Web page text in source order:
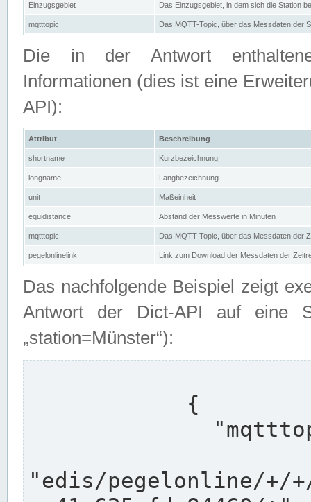
Einzugsgebiet Das Einzugsgebiet, in dem sich die Station
mqtttopic Das MQTT-Topic, über das Messdaten der
Die in der Antwort
Informationen (dies ist eine
API):
Attribut Beschreibung
shortname Kurzbezeichnung
longname Langbezeichnung
unit Maßeinheit
equidistance Abstand der Messwerte in Minuten
mqtttopic Das MQTT-Topic, über das Messdaten der
pegelonlinelink Link zum Download der Messdaten der
Das nachfolgende Beispiel zeigt
Antwort der Dict-API auf eine
„station=Münster“):
"edis/pegelonline/+/